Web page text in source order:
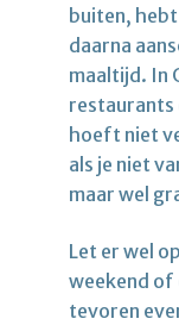
buiten,
daarna
maaltijd. In
restaurants
hoeft niet
als je niet
maar wel
Let er wel
weekend of
tevoren